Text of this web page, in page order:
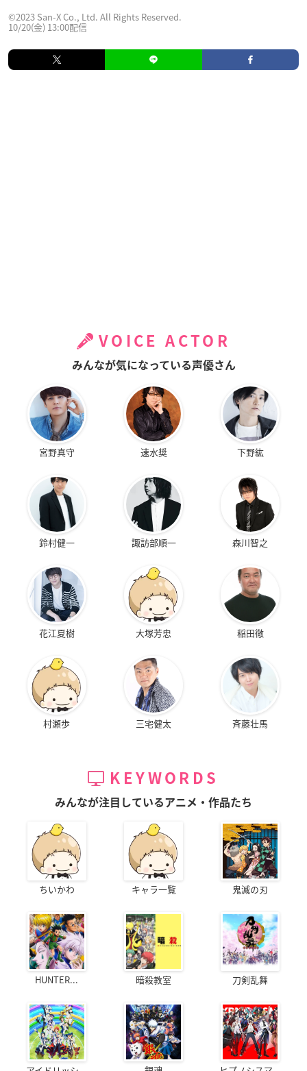
©︎2023 San-X Co., Ltd. All Rights Reserved.
10/20(金) 13:00配信
VOICE ACTOR
みんなが気になっている声優さん
宮野真守 速水奨 下野紘
鈴村健一 諏訪部順一 森川智之
花江夏樹 大塚芳忠 稲田徹
村瀬歩 三宅健太 斉藤壮馬
KEYWORDS
みんなが注目しているアニメ・作品たち
ちいかわ キャラ一覧 鬼滅の刃
HUNTER... 暗殺教室 刀剣乱舞